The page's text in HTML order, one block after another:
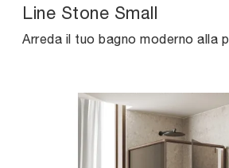
Line Stone Small